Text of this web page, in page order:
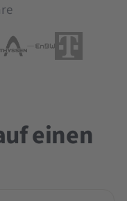
einen